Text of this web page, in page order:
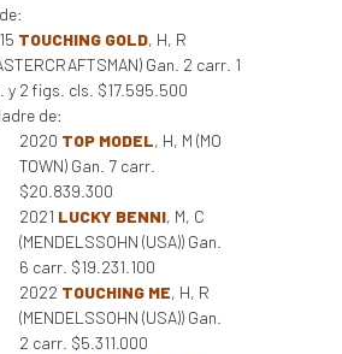
TOUCHING GOLD, H, R
Gan. 2 carr. 1
y 2 figs. cls. $17.595.500
de:
2020 TOP MODEL, H, M (MO
TOWN) Gan. 7 carr.
$20.839.300
2021 LUCKY BENNI, M, C
(MENDELSSOHN (USA)) Gan.
6 carr. $19.231.100
2022 TOUCHING ME, H, R
(MENDELSSOHN (USA)) Gan.
2 carr. $5.311.000